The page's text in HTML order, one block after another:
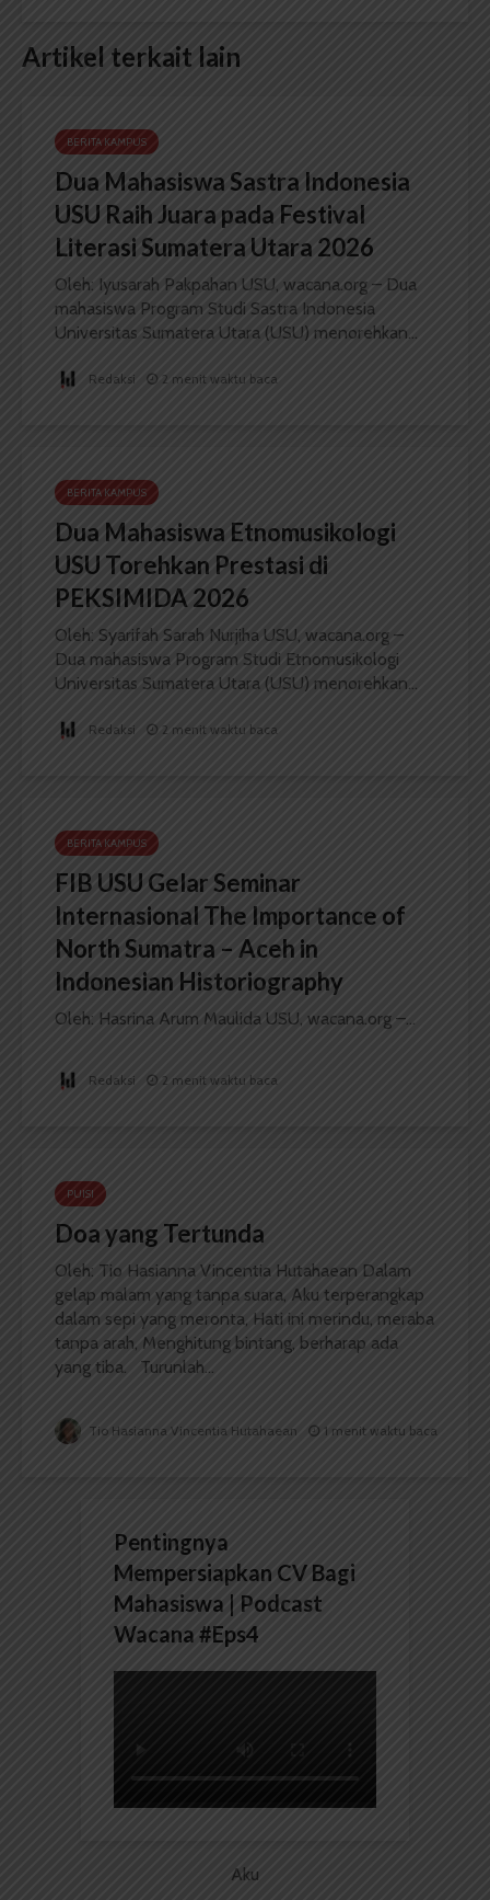
Artikel terkait lain
BERITA KAMPUS
Dua Mahasiswa Sastra Indonesia
USU Raih Juara pada Festival
Literasi Sumatera Utara 2026
Oleh: Iyusarah Pakpahan USU, wacana.org – Dua
mahasiswa Program Studi Sastra Indonesia
Universitas Sumatera Utara (USU) menorehkan...
Redaksi 2 menit waktu baca
BERITA KAMPUS
Dua Mahasiswa Etnomusikologi
USU Torehkan Prestasi di
PEKSIMIDA 2026
Oleh: Syarifah Sarah Nurjiha USU, wacana.org –
Dua mahasiswa Program Studi Etnomusikologi
Universitas Sumatera Utara (USU) menorehkan...
Redaksi 2 menit waktu baca
BERITA KAMPUS
FIB USU Gelar Seminar
Internasional The Importance of
North Sumatra – Aceh in
Indonesian Historiography
Oleh: Hasrina Arum Maulida USU, wacana.org –...
Redaksi 2 menit waktu baca
PUISI
Doa yang Tertunda
Oleh: Tio Hasianna Vincentia Hutahaean Dalam
gelap malam yang tanpa suara, Aku terperangkap
dalam sepi yang meronta, Hati ini merindu, meraba
tanpa arah, Menghitung bintang, berharap ada
yang tiba. Turunlah...
Tio Hasianna Vincentia Hutahaean 1 menit waktu baca
Pentingnya
Mempersiapkan CV Bagi
Mahasiswa | Podcast
Wacana #Eps4
Aku